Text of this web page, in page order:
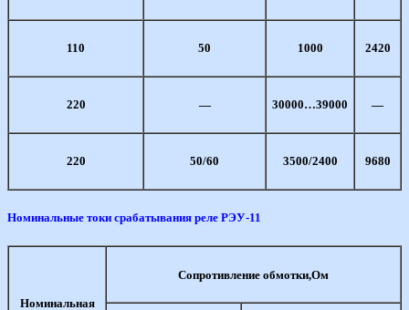
110 50 1000 2420
220 — 30000…39000 —
220 50/60 3500/2400 9680
Номинальные токи срабатывания реле РЭУ-11
Номинальная
Сопротивление обмотки,Ом